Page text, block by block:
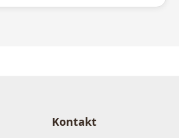
Kontakt